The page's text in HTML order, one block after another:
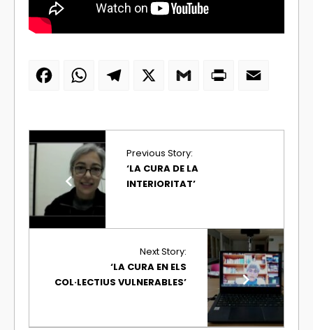
FacebookWhatsAppTelegram Gmail PrintFriendly
Previous Story:
‘LA CURA DE LA
INTERIORITAT’
Next Story:
‘LA CURA EN ELS
COL·LECTIUS VULNERABLES’